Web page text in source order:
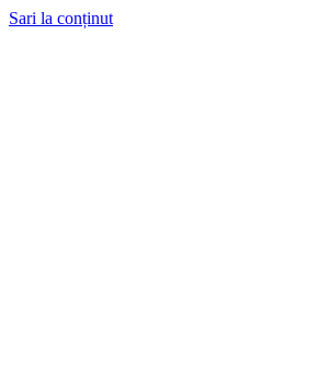
Sari la conținut